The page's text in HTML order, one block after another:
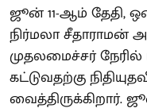
ஜூன் 11-ஆம் தேதி,
நிர்மலா சீதாராமன்
முதலமைச்சர்
கட்டுவதற்கு
வைத்திருக்கிறார்.